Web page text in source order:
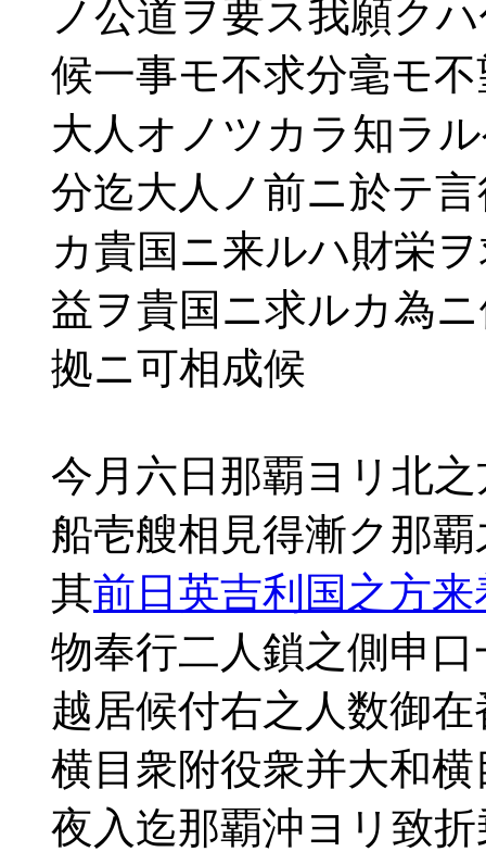
ノ公道ヲ要ス我願ク
候一事モ不求分毫モ不
大人オノツカラ知ラ
分迄大人ノ前ニ於テ
カ貴国ニ来ルハ財栄
益ヲ貴国ニ求ルカ為
拠ニ可相成候
今月六日那覇ヨリ北之
船壱艘相見得漸ク那覇
其前日英吉利国之方来
物奉行二人鎖之側申口
越居候付右之人数御在
横目衆附役衆并大和横
夜入迄那覇沖ヨリ致折